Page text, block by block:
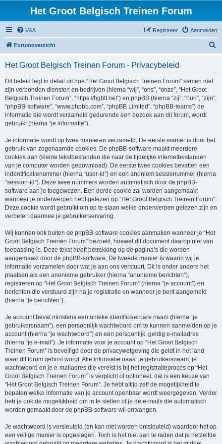
Het Groot Belgisch Treinen Forum
V&A Aanmelden
Registreer
Forumoverzicht
Het Groot Belgisch Treinen Forum - Privacybeleid
Dit beleid legt in detail uit hoe “Het Groot Belgisch Treinen Forum” samen met
zijn verbonden diensten en bedrijven (hierna “wij”, “ons”, “onze”, “Het Groot
Belgisch Treinen Forum”, “https://hgbtf.net”) en phpBB (hierna “zij”, “hun”, “zijn”,
“phpBB-software”, “www.phpbb.com”, “phpBB Limited”, “phpBB-teams”) de
informatie die wordt verzameld gedurende een bezoek aan dit forum, wordt
gebruikt (hierna “je informatie”).
Je informatie wordt op twee manieren verzameld. De eerste manier is door het
gebruik van zogenaamde cookies. De phpBB-software maakt meerdere
cookies aan (kleine tekstbestanden die naar de tijdelijke internetbestanden
van je computer worden gedownload). De eerste twee cookies bevatten een
indentificatienummer (hierna “user-id”) en een anoniem sessienummer (hierna
“session-id”). Deze twee nummers worden automatisch door de phpBB-
software aan je toegewezen. Een derde cookie zal worden aangemaakt
wanneer je onderwerpen hebt gelezen op “Het Groot Belgisch Treinen Forum”.
Deze cookie wordt gebruikt om op te slaan welke onderwerpen gelezen zijn en
verbetert daarmee je gebruikerservaring.
Wij kunnen ook buiten de phpBB-software cookies aanmaken wanneer je “Het
Groot Belgisch Treinen Forum” bezoekt, hoewel dit document daarop niet van
toepassing is. Deze tekst heeft betrekking op de pagina’s die worden
aangemaakt door de phpBB-software. De tweede manier is waarin wij je
informatie verzamelen door wat je aan ons verstuurt. Dit is onder andere het
plaatsen als een anonieme gebruiker (hierna “anonieme berichten”),
registreren op “Het Groot Belgisch Treinen Forum” (hierna “je account”) en
berichten die verstuurd zijn na je registratie en wanneer je bent aangemeld
(hierna “je berichten”).
Je account bevat minstens een unieke identificeerbare naam (hierna “je
gebruikersnaam”), een persoonlijk wachtwoord om te kunnen aanmelden op je
account (hierna “je wachtwoord”) en een persoonlijk, geldig e-mailadres
(hierna “je e-mail”). Je informatie voor je account op “Het Groot Belgisch
Treinen Forum” is beveiligd door de privacywetgeving die geldt in het land
waar dit forum gehost wordt. Alle informatie naast je gebruikersnaam, je
wachtwoord en je e-mailadres die vereist is bij het registratieproces op “Het
Groot Belgisch Treinen Forum” is verplicht of optioneel, dat is een keuze van
“Het Groot Belgisch Treinen Forum”. Je hebt altijd zelf de mogelijkheid te
bepalen welke informatie van je account openbaar wordt weergegeven. Verder
heb je ook de mogelijkheid om in te stellen of je de e-mails die automatisch
worden gemaakt door de phpBB-software wil ontvangen.
Je wachtwoord is versleuteld (en kan niet worden ontsleuteld) waardoor het op
een veilige manier is opgeslagen. Toch is het niet aan te raden dat je hetzelfde